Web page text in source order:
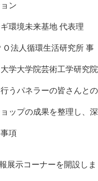
ン
来基地 代表理
環生活研究所 事
院芸術工学研究院
ラーの皆さんとの
成果を整理し、深
項
示コーナーを開設しま